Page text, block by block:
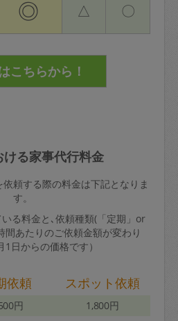
◎ △ 〇
る家事代行料金
頼する際の料金は下記となりま
す。
る料金と､依頼種類(「定期」or
間あたりのご依頼金額が変わり
日からの価格です）
依頼 スポット依頼
円 1,800円